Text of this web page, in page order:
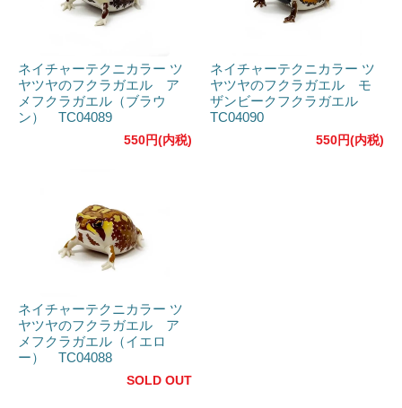
ネイチャーテクニカラー ツ
ヤツヤのフクラガエル ア
メフクラガエル（ブラウ
ン） TC04089
550円(内税)
ネイチャーテクニカラー ツ
ヤツヤのフクラガエル モ
ザンビークフクラガエル
TC04090
550円(内税)
ネイチャーテクニカラー ツ
ヤツヤのフクラガエル ア
メフクラガエル（イエロ
ー） TC04088
SOLD OUT